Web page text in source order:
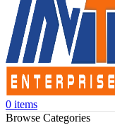
0 items
Browse Categories